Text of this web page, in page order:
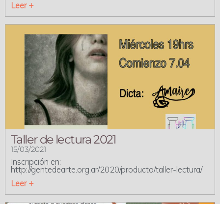
Leer +
Taller de lectura 2021
15/03/2021
Inscripción en:
http://gentedearte.org.ar/2020/producto/taller-lectura/
Leer +